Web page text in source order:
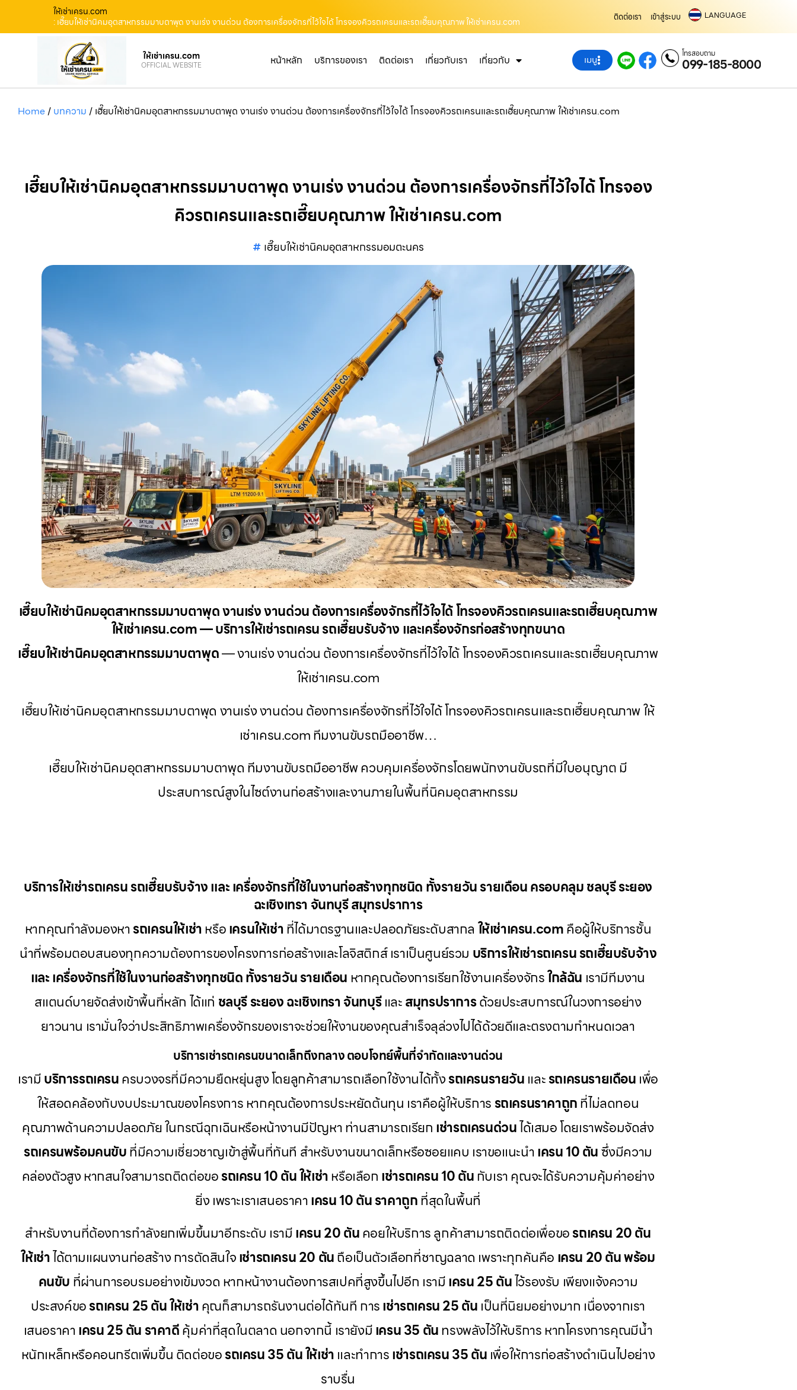
ให้เช่าเครน.com
: เฮี๊ยบให้เช่านิคมอุตสาหกรรมมาบตาพุด งานเร่ง งานด่วน ต้องการเครื่องจักรที่ไว้ใจได้ โทรจองคิวรถเครนและรถเฮี๊ยบคุณภาพ ให้เช่าเครน.com
ติดต่อเรา เข้าสู่ระบบ LANGUAGE
ให้เช่าเครน.com
OFFICIAL WEBSITE หน้าหลัก บริการของเรา ติดต่อเรา เกี่ยวกับเรา เกี่ยวกับ เมนู โทรสอบถาม
099-185-8000
Home/ บทความ / เฮี๊ยบให้เช่านิคมอุตสาหกรรมมาบตาพุด งานเร่ง งานด่วน ต้องการเครื่องจักรที่ไว้ใจได้ โทรจองคิวรถเครนและรถเฮี๊ยบคุณภาพ ให้เช่าเครน.com
เฮี๊ยบให้เช่านิคมอุตสาหกรรมมาบตาพุด งานเร่ง งานด่วน ต้องการเครื่องจักรที่ไว้ใจได้ โทรจอง
คิวรถเครนและรถเฮี๊ยบคุณภาพ ให้เช่าเครน.com
เฮี๊ยบให้เช่านิคมอุตสาหกรรมอมตะนคร
เฮี๊ยบให้เช่านิคมอุตสาหกรรมมาบตาพุด งานเร่ง งานด่วน ต้องการเครื่องจักรที่ไว้ใจได้ โทรจองคิวรถเครนและรถเฮี๊ยบคุณภาพ
ให้เช่าเครน.com — บริการให้เช่ารถเครน รถเฮี๊ยบรับจ้าง และเครื่องจักรก่อสร้างทุกขนาด
เฮี๊ยบให้เช่านิคมอุตสาหกรรมมาบตาพุด— งานเร่ง งานด่วน ต้องการเครื่องจักรที่ไว้ใจได้ โทรจองคิวรถเครนและรถเฮี๊ยบคุณภาพ
ให้เช่าเครน.com
เฮี๊ยบให้เช่านิคมอุตสาหกรรมมาบตาพุด งานเร่ง งานด่วน ต้องการเครื่องจักรที่ไว้ใจได้ โทรจองคิวรถเครนและรถเฮี๊ยบคุณภาพ ให้
เช่าเครน.com ทีมงานขับรถมืออาชีพ…
เฮี๊ยบให้เช่านิคมอุตสาหกรรมมาบตาพุด ทีมงานขับรถมืออาชีพ ควบคุมเครื่องจักรโดยพนักงานขับรถที่มีใบอนุญาต มี
ประสบการณ์สูงในไซต์งานก่อสร้างและงานภายในพื้นที่นิคมอุตสาหกรรม
บริการให้เช่ารถเครน รถเฮี๊ยบรับจ้าง และ เครื่องจักรที่ใช้ในงานก่อสร้างทุกชนิด ทั้งรายวัน รายเดือน ครอบคลุม ชลบุรี ระยอง
ฉะเชิงเทรา จันทบุรี สมุทรปราการ
หากคุณกำลังมองหารถเครนให้เช่าหรือเครนให้เช่าที่ได้มาตรฐานและปลอดภัยระดับสากล ให้เช่าเครน.comคือผู้ให้บริการชั้น
นำที่พร้อมตอบสนองทุกความต้องการของโครงการก่อสร้างและโลจิสติกส์ เราเป็นศูนย์รวม บริการให้เช่ารถเครน รถเฮี๊ยบรับจ้าง
และ เครื่องจักรที่ใช้ในงานก่อสร้างทุกชนิด ทั้งรายวัน รายเดือน หากคุณต้องการเรียกใช้งานเครื่องจักรใกล้ฉัน เรามีทีมงาน
สแตนด์บายจัดส่งเข้าพื้นที่หลัก ได้แก่ ชลบุรี ระยอง ฉะเชิงเทรา จันทบุรีและสมุทรปราการด้วยประสบการณ์ในวงการอย่าง
ยาวนาน เรามั่นใจว่าประสิทธิภาพเครื่องจักรของเราจะช่วยให้งานของคุณสำเร็จลุล่วงไปได้ด้วยดีและตรงตามกำหนดเวลา
บริการเช่ารถเครนขนาดเล็กถึงกลาง ตอบโจทย์พื้นที่จำกัดและงานด่วน
เรามีบริการรถเครนครบวงจรที่มีความยืดหยุ่นสูง โดยลูกค้าสามารถเลือกใช้งานได้ทั้งรถเครนรายวัน และรถเครนรายเดือน เพื่อ
ให้สอดคล้องกับงบประมาณของโครงการ หากคุณต้องการประหยัดต้นทุน เราคือผู้ให้บริการรถเครนราคาถูกที่ไม่ลดทอน
คุณภาพด้านความปลอดภัย ในกรณีฉุกเฉินหรือหน้างานมีปัญหา ท่านสามารถเรียก เช่ารถเครนด่วนได้เสมอ โดยเราพร้อมจัดส่ง
รถเครนพร้อมคนขับที่มีความเชี่ยวชาญเข้าสู่พื้นที่ทันที สำหรับงานขนาดเล็กหรือซอยแคบ เราขอแนะนำเครน 10 ตันซึ่งมีความ
คล่องตัวสูง หากสนใจสามารถติดต่อขอรถเครน 10 ตัน ให้เช่าหรือเลือก เช่ารถเครน 10 ตันกับเรา คุณจะได้รับความคุ้มค่าอย่าง
ยิ่ง เพราะเราเสนอราคาเครน 10 ตัน ราคาถูกที่สุดในพื้นที่
สำหรับงานที่ต้องการกำลังยกเพิ่มขึ้นมาอีกระดับ เรามีเครน 20 ตันคอยให้บริการ ลูกค้าสามารถติดต่อเพื่อขอรถเครน 20 ตัน
ให้เช่าได้ตามแผนงานก่อสร้าง การตัดสินใจเช่ารถเครน 20 ตันถือเป็นตัวเลือกที่ชาญฉลาด เพราะทุกคันคือ เครน 20 ตัน พร้อม
คนขับ ที่ผ่านการอบรมอย่างเข้มงวด หากหน้างานต้องการสเปคที่สูงขึ้นไปอีก เรามีเครน 25 ตันไว้รองรับ เพียงแจ้งความ
ประสงค์ขอรถเครน 25 ตัน ให้เช่าคุณก็สามารถรันงานต่อได้ทันที การเช่ารถเครน 25 ตัน เป็นที่นิยมอย่างมาก เนื่องจากเรา
เสนอราคาเครน 25 ตัน ราคาดีคุ้มค่าที่สุดในตลาด นอกจากนี้ เรายังมีเครน 35 ตันทรงพลังไว้ให้บริการ หากโครงการคุณมีน้ำ
หนักเหล็กหรือคอนกรีตเพิ่มขึ้น ติดต่อขอรถเครน 35 ตัน ให้เช่า และทำการเช่ารถเครน 35 ตัน เพื่อให้การก่อสร้างดำเนินไปอย่าง
ราบรื่น